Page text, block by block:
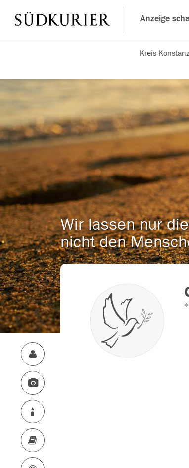
Anzeige
Kreis Konstanz
Wir lassen nur
nicht den